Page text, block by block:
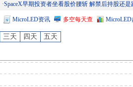
·SpaceX早期投资者坐看股价腰斩 解禁后持股还
MicroLED资讯 多空每天查 MicroLED
三天 四天 五天